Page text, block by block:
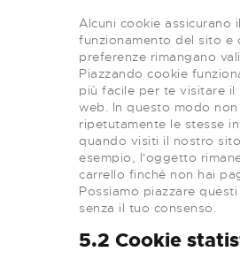
Alcuni cookie assicurano
funzionamento del sito e
preferenze rimangano
Piazzando cookie
più facile per te visitare il
web. In questo modo
ripetutamente le stesse
quando visiti il nostro
esempio, l'oggetto
carrello finché non hai
Possiamo piazzare
senza il tuo consenso.
5.2 Cookie